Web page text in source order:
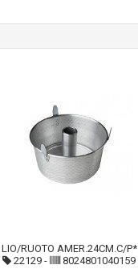
LIO/RUOTO AMER.24CM.C/P*
22129 - 8024801040159